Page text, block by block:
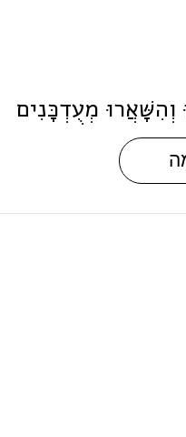
מְעֻדְכָּנִים